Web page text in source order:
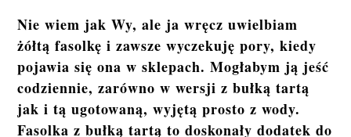
Nie wiem jak Wy, ale ja wręcz uwielbiam
żółtą fasolkę i zawsze wyczekuję pory, kiedy
pojawia się ona w sklepach. Mogłabym ją jeść
codziennie, zarówno w wersji z bułką tartą
jak i tą ugotowaną, wyjętą prosto z wody.
Fasolka z bułką tartą to doskonały dodatek do